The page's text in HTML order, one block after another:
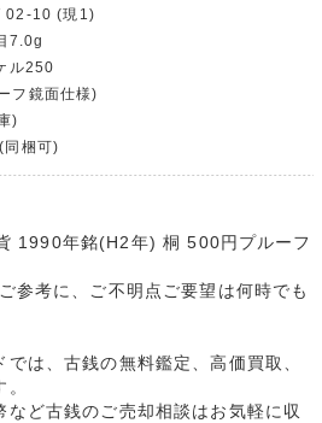
02-10 (現1)
7.0g
ル250
フ鏡面仕様)
)
同梱可)
1990年銘(H2年) 桐 500円プルーフ
参考に、ご不明点ご要望は何時でも
は、古銭の無料鑑定、高価買取、
など古銭のご売却相談はお気軽に収